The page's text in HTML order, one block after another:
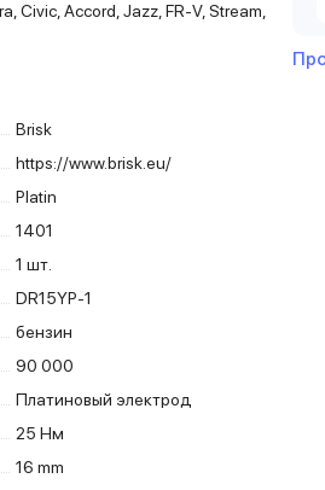
Civic, Accord, Jazz, FR-V, Stream,
Brisk
https://www.brisk.eu/
Platin
1401
1 шт.
DR15YP-1
бензин
90 000
Платиновый электрод
25 Нм
16 mm